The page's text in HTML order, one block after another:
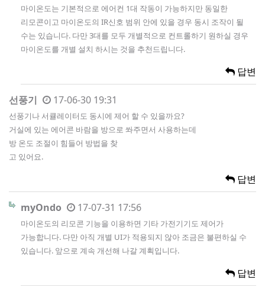
마이온도는 기본적으로 에어컨 1대 작동이 가능하지만 동일한
리모콘이고 마이온도의 IR신호 범위 안에 있을 경우 동시 조작이 될
수는 있습니다. 다만 3대를 모두 개별적으로 컨트롤하기 원하실 경우
마이온도를 개별 설치 하시는 것을 추천드립니다.
답변
선풍기 17-06-30 19:31
선풍기나 서큘레이터도 동시에 제어 할 수 있을까요?
거실에 있는 에어콘 바람을 방으로 쏴주면서 사용하는데
방 온도 조절이 힘들어 방법을 찾
고 있어요.
답변
myOndo 17-07-31 17:56
마이온도의 리모콘 기능을 이용하면 기타 가전기기도 제어가
가능합니다. 다만 아직 개별 UI가 적용되지 않아 조금은 불편하실 수
있습니다. 앞으로 계속 개선해 나갈 계획입니다.
답변